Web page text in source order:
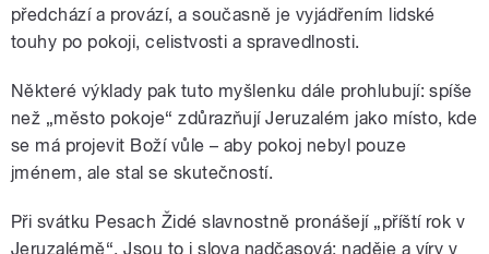
předchází a provází, a současně je vyjádřením lidské
touhy po pokoji, celistvosti a spravedlnosti.
Některé výklady pak tuto myšlenku dále prohlubují: spíše
než „město pokoje“ zdůrazňují Jeruzalém jako místo, kde
se má projevit Boží vůle – aby pokoj nebyl pouze
jménem, ale stal se skutečností.
Při svátku Pesach Židé slavnostně pronášejí „příští rok v
Jeruzalémě“. Jsou to i slova nadčasová: naděje a víry v